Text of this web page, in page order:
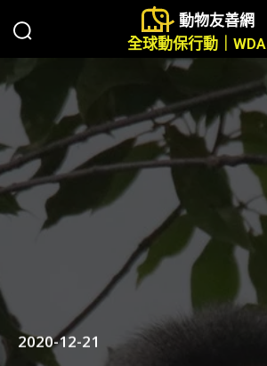
動物友善網
全球動保行動｜WDA
2020-12-21